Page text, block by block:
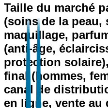
Taille du marché
(soins de la peau,
maquillage,
(anti-âge,
protection
final (hommes,
canal de
en ligne, vente